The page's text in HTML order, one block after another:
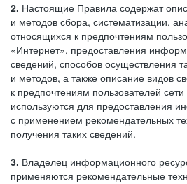
2. Настоящие Правила содержат
и методов сбора, систематизации,
относящихся к предпочтениям
«Интернет», предоставления
сведений, способов осуществления
и методов, а также описание видов
к предпочтениям пользователей
используются для предоставления
с применением рекомендательных
получения таких сведений.
3. Владелец информационного
применяются рекомендательные